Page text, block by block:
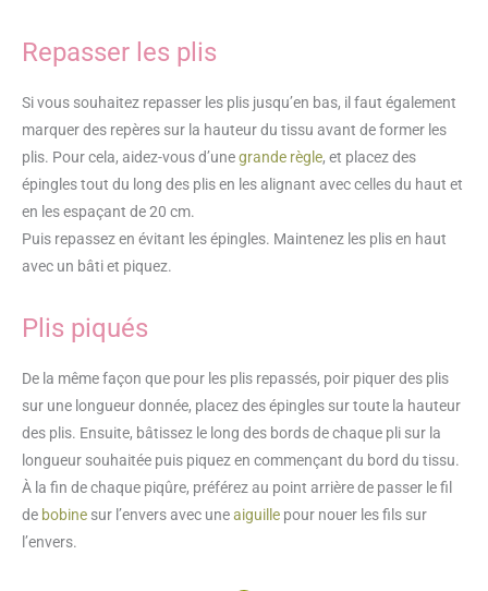
Repasser les plis
Si vous souhaitez repasser les plis jusqu’en bas, il faut également
marquer des repères sur la hauteur du tissu avant de former les
plis. Pour cela, aidez-vous d’unegrande règle, et placez des
épingles tout du long des plis en les alignant avec celles du haut et
en les espaçant de 20 cm.
Puis repassez en évitant les épingles. Maintenez les plis en haut
avec un bâti et piquez.
Plis piqués
De la même façon que pour les plis repassés, poir piquer des plis
sur une longueur donnée, placez des épingles sur toute la hauteur
des plis. Ensuite, bâtissez le long des bords de chaque pli sur la
longueur souhaitée puis piquez en commençant du bord du tissu.
À la fin de chaque piqûre, préférez au point arrière de passer le fil
de bobine sur l’envers avec uneaiguille pour nouer les fils sur
l’envers.